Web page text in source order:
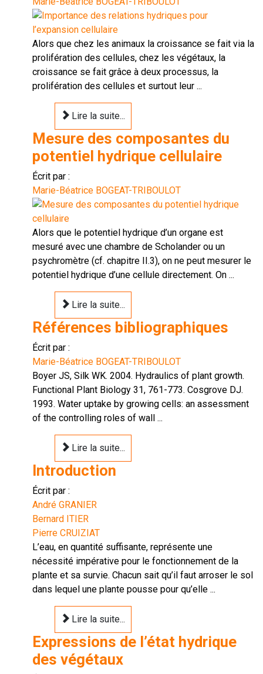
Alors que chez les animaux la croissance se fait via la
prolifération des cellules, chez les végétaux, la
croissance se fait grâce à deux processus, la
prolifération des cellules et surtout leur ...
Lire la suite...
Mesure des composantes du
potentiel hydrique cellulaire
Écrit par :
Marie-Béatrice BOGEAT-TRIBOULOT
Alors que le potentiel hydrique d’un organe est
mesuré avec une chambre de Scholander ou un
psychromètre (cf. chapitre II.3), on ne peut mesurer le
potentiel hydrique d’une cellule directement. On ...
Lire la suite...
Références bibliographiques
Écrit par :
Marie-Béatrice BOGEAT-TRIBOULOT
Boyer JS, Silk WK. 2004. Hydraulics of plant growth.
Functional Plant Biology 31, 761-773. Cosgrove DJ.
1993. Water uptake by growing cells: an assessment
of the controlling roles of wall ...
Lire la suite...
Introduction
Écrit par :
André GRANIER
Bernard ITIER
Pierre CRUIZIAT
L’eau, en quantité suffisante, représente une
nécessité impérative pour le fonctionnement de la
plante et sa survie. Chacun sait qu’il faut arroser le sol
dans lequel une plante pousse pour qu’elle ...
Lire la suite...
Expressions de l’état hydrique
des végétaux